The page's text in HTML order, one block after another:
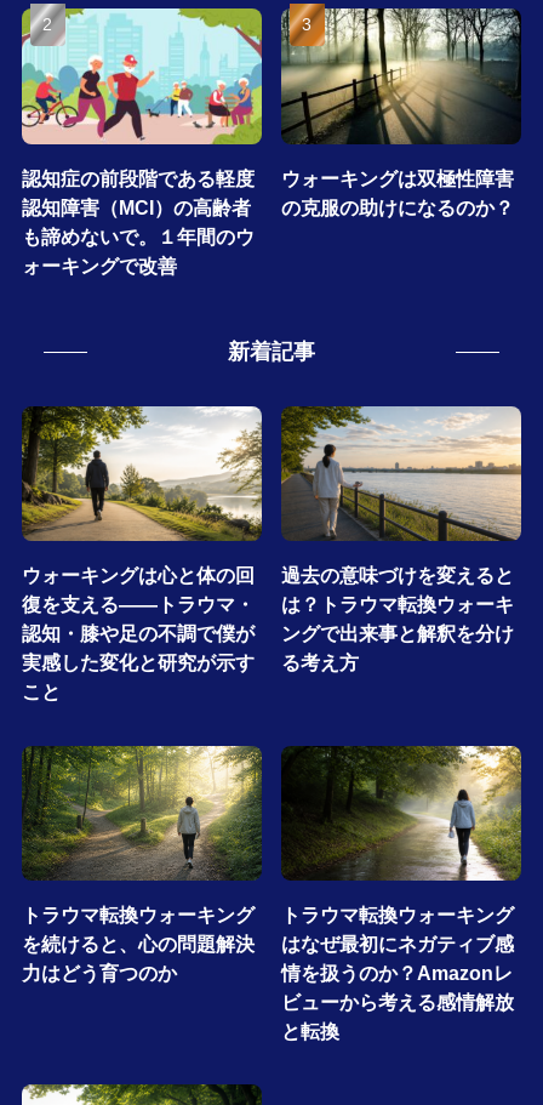
認知症の前段階である軽度
認知障害（MCI）の高齢者
も諦めないで。１年間のウ
ォーキングで改善
ウォーキングは双極性障害
の克服の助けになるのか？
新着記事
ウォーキングは心と体の回
復を支える――トラウマ・
認知・膝や足の不調で僕が
実感した変化と研究が示す
こと
過去の意味づけを変えると
は？トラウマ転換ウォーキ
ングで出来事と解釈を分け
る考え方
トラウマ転換ウォーキング
を続けると、心の問題解決
力はどう育つのか
トラウマ転換ウォーキング
はなぜ最初にネガティブ感
情を扱うのか？Amazonレ
ビューから考える感情解放
と転換